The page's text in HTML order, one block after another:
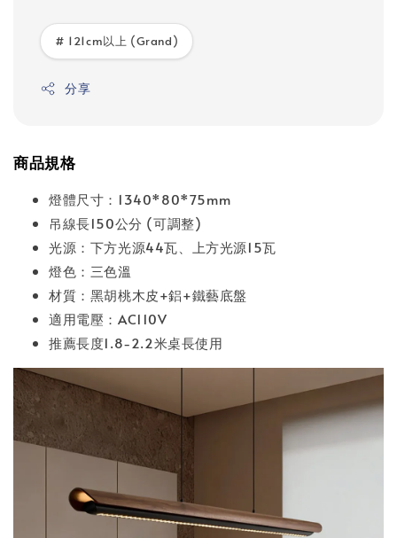
# 121cm以上 (Grand)
分享
商品規格
燈體尺寸：1340*80*75mm
吊線長150公分 (可調整)
光源：下方光源44瓦、上方光源15瓦
燈色：三色溫
材質：黑胡桃木皮+鋁+鐵藝底盤
適用電壓：AC110V
推薦長度1.8-2.2米桌長使用